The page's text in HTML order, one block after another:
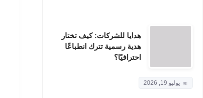
هدايا للشركات: كيف تختار
هدية رسمية تترك انطباعًا
احترافيًا؟
يوليو 19, 2026